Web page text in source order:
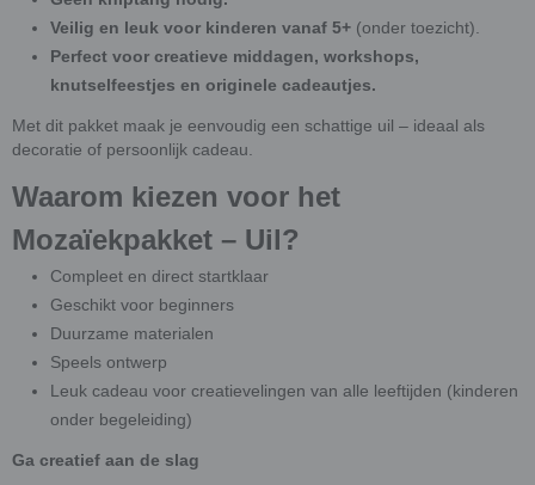
Veilig en leuk voor kinderen vanaf 5+ (onder toezicht).
Perfect voor creatieve middagen, workshops,
knutselfeestjes en originele cadeautjes.
Met dit pakket maak je eenvoudig een schattige uil – ideaal als
decoratie of persoonlijk cadeau.
Waarom kiezen voor het
Mozaïekpakket – Uil?
Compleet en direct startklaar
Geschikt voor beginners
Duurzame materialen
Speels ontwerp
Leuk cadeau voor creatievelingen van alle leeftijden (kinderen
onder begeleiding)
Ga creatief aan de slag